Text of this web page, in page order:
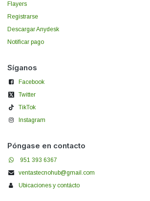
Flayers
Registrarse
Descargar Anydesk
Notificar pago
Síganos
Facebook
Twitter
TikTok
Instagram
Póngase en contacto
951 393 6367
ventastecnohub@gmail.com
Ubicaciones y contácto